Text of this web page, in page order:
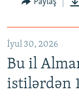
İyul 30, 2026
Bu il
istilərdən